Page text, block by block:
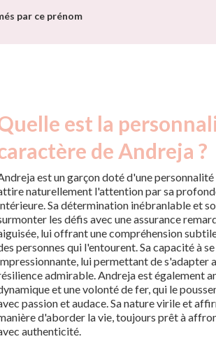
par ce prénom
est la
de Andreja ?
est un garçon doté d'une
naturellement l'attention par sa
Sa détermination inébranlable et
les défis avec une assurance
lui offrant une compréhension
personnes qui l'entourent. Sa capacité à
lui permettant de s'adapter
admirable. Andreja est également
et une volonté de fer, qui le
passion et audace. Sa nature virile et
d'aborder la vie, toujours prêt à
authenticité.